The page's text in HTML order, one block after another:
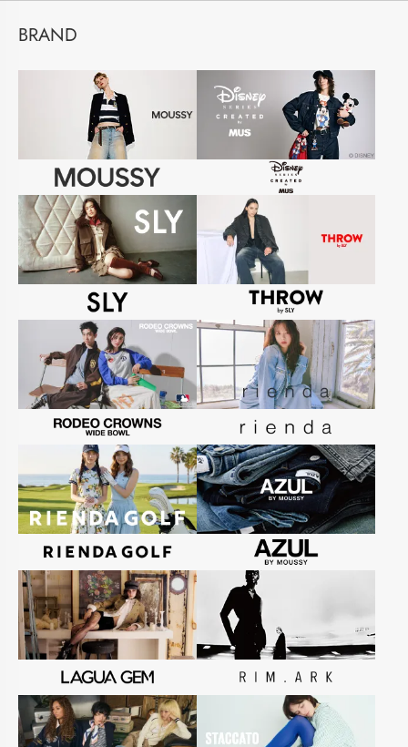
BRAND